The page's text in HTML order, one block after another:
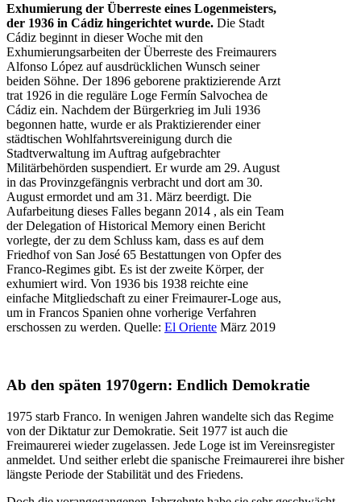
Exhumierung der Überreste eines Logenmeisters,
der 1936 in Cádiz hingerichtet wurde. Die Stadt
Cádiz beginnt in dieser Woche mit den
Exhumierungsarbeiten der Überreste des Freimaurers
Alfonso López auf ausdrücklichen Wunsch seiner
beiden Söhne. Der 1896 geborene praktizierende Arzt
trat 1926 in die reguläre Loge Fermín Salvochea de
Cádiz ein. Nachdem der Bürgerkrieg im Juli 1936
begonnen hatte, wurde er als Praktizierender einer
städtischen Wohlfahrtsvereinigung durch die
Stadtverwaltung im Auftrag aufgebrachter
Militärbehörden suspendiert. Er wurde am 29. August
in das Provinzgefängnis verbracht und dort am 30.
August ermordet und am 31. März beerdigt. Die
Aufarbeitung dieses Falles begann 2014 , als ein Team
der Delegation of Historical Memory einen Bericht
vorlegte, der zu dem Schluss kam, dass es auf dem
Friedhof von San José 65 Bestattungen von Opfer des
Franco-Regimes gibt. Es ist der zweite Körper, der
exhumiert wird. Von 1936 bis 1938 reichte eine
einfache Mitgliedschaft zu einer Freimaurer-Loge aus,
um in Francos Spanien ohne vorherige Verfahren
erschossen zu werden. Quelle: El Oriente März 2019
Ab den späten 1970gern: Endlich Demokratie
1975 starb Franco. In wenigen Jahren wandelte sich das Regime
von der Diktatur zur Demokratie. Seit 1977 ist auch die
Freimaurerei wieder zugelassen. Jede Loge ist im Vereinsregister
anmeldet. Und seither erlebt die spanische Freimaurerei ihre bisher
längste Periode der Stabilität und des Friedens.